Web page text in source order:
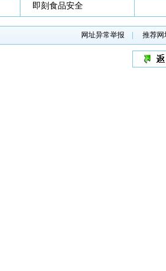
即刻食品安全
网址异常举报 推荐网